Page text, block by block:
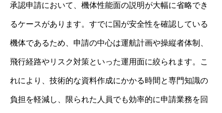
承認申請において、機体性能面の説明が大幅に省略でき
るケースがあります。すでに国が安全性を確認している
機体であるため、申請の中心は運航計画や操縦者体制、
飛行経路やリスク対策といった運用面に絞られます。こ
れにより、技術的な資料作成にかかる時間と専門知識の
負担を軽減し、限られた人員でも効率的に申請業務を回